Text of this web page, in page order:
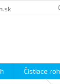
Čistiace